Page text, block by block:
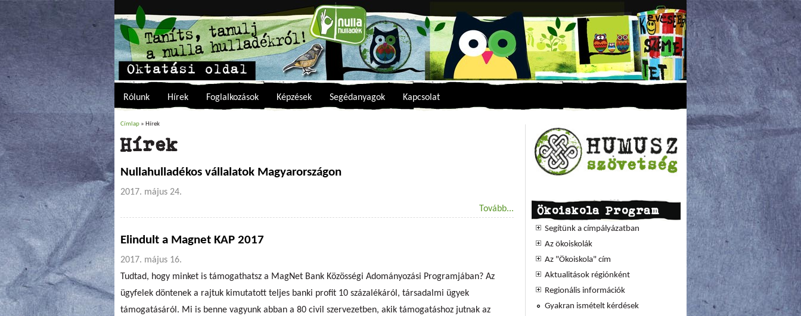
Rólunk Hírek Foglalkozások Képzések Segédanyagok Kapcsolat
Jelenlegi hely
Címlap » Hírek
Hírek
Nullahulladékos vállalatok Magyarországon
2017. május 24.
Tovább...
Elindult a Magnet KAP 2017
2017. május 16.
Tudtad, hogy minket is támogathatsz a MagNet Bank Közösségi Adományozási Programjában? Az
ügyfelek döntenek a rajtuk kimutatott teljes banki profit 10 százalékáról, társadalmi ügyek
támogatásáról. Mi is benne vagyunk abban a 80 civil szervezetben, akik támogatáshoz jutnak az
Ökoiskola Program
Segítünk a címpályázatban
Az ökoiskolák
Az "Ökoiskola" cím
Aktualitások régiónként
Regionális információk
Gyakran ismételt kérdések